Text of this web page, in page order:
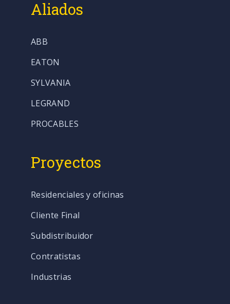
Aliados
ABB
EATON
SYLVANIA
LEGRAND
PROCABLES
Proyectos
Residenciales y oficinas
Cliente Final
Subdistribuidor
Contratistas
Industrias